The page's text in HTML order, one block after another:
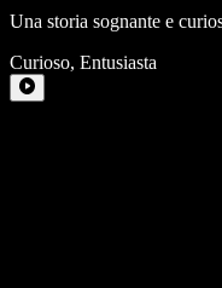
Una storia sognante e
Curioso, Entusiasta